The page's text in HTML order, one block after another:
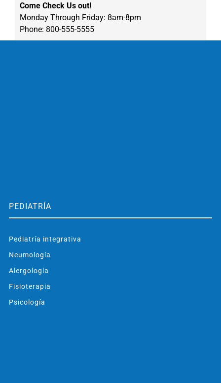
Come Check Us out!
Monday Through Friday: 8am-8pm
Phone: 800-555-5555
PEDIATRÍA
Pediatría integrativa
Neumología
Alergología
Fisioterapia
Psicología